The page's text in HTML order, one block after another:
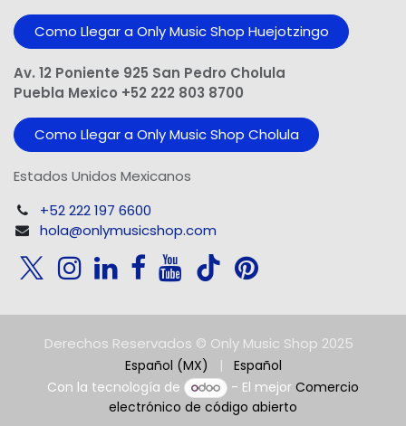
Como Llegar a Only Music Shop Huejotzingo
Av. 12 Poniente 925 San Pedro Cholula
Puebla Mexico +52 222 803 8700
Como Llegar a Only Music Shop Cholula
Estados Unidos Mexicanos
+52 222 197 6600
hola@onlymusicshop.com
Derechos Reservados © Only Music Shop 2025
Español (MX) |
Español
Con la tecnología de
- El mejorComercio
electrónico de código abierto